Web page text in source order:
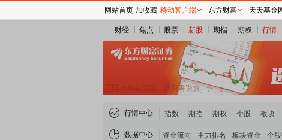
财经 焦点 股票 新股 期指 期权 行情
行情中心 指数 期指 期权 个股 板块
数据中心 资金流向 主力排名 板块资金 个
网站首页 加收藏 移动客户端 东方财富 天天基金